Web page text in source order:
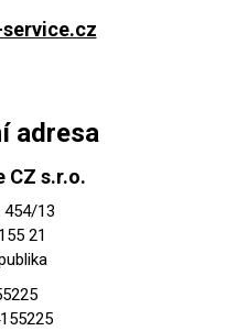
service.cz
adresa
CZ s.r.o.
454/13
21